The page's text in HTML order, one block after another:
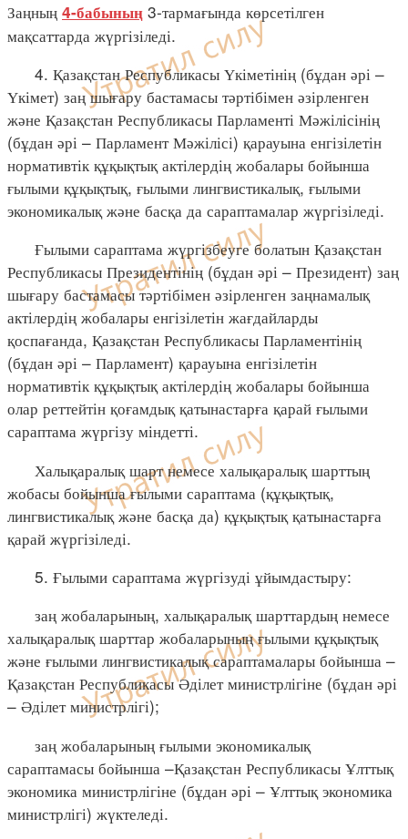
Заңның 4-бабының 3-тармағында көрсетілген
мақсаттарда жүргізіледі.
4. Қазақстан Республикасы Үкіметінің (бұдан әрі –
Үкімет) заң шығару бастамасы тәртібімен әзірленген
және Қазақстан Республикасы Парламенті Мәжілісінің
(бұдан әрі – Парламент Мәжілісі) қарауына енгізілетін
нормативтік құқықтық актілердің жобалары бойынша
ғылыми құқықтық, ғылыми лингвистикалық, ғылыми
экономикалық және басқа да сараптамалар жүргізіледі.
Ғылыми сараптама жүргізбеуге болатын Қазақстан
Республикасы Президентінің (бұдан әрі – Президент) заң
шығару бастамасы тәртібімен әзірленген заңнамалық
актілердің жобалары енгізілетін жағдайларды
қоспағанда, Қазақстан Республикасы Парламентінің
(бұдан әрі – Парламент) қарауына енгізілетін
нормативтік құқықтық актілердің жобалары бойынша
олар реттейтін қоғамдық қатынастарға қарай ғылыми
сараптама жүргізу міндетті.
Халықаралық шарт немесе халықаралық шарттың
жобасы бойынша ғылыми сараптама (құқықтық,
лингвистикалық және басқа да) құқықтық қатынастарға
қарай жүргізіледі.
5. Ғылыми сараптама жүргізуді ұйымдастыру:
заң жобаларының, халықаралық шарттардың немесе
халықаралық шарттар жобаларының ғылыми құқықтық
және ғылыми лингвистикалық сараптамалары бойынша –
Қазақстан Республикасы Әділет министрлігіне (бұдан әрі
– Әділет министрлігі);
заң жобаларының ғылыми экономикалық
сараптамасы бойынша –Қазақстан Республикасы Ұлттық
экономика министрлігіне (бұдан әрі – Ұлттық экономика
министрлігі) жүктеледі.